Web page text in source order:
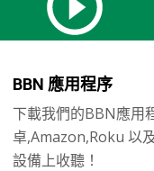
BBN 應用程序
下載我們的BBN應用
卓,Amazon,Roku 以
設備上收聽！